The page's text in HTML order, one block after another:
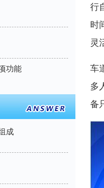
功能
成
行
时
灵
车
多
备